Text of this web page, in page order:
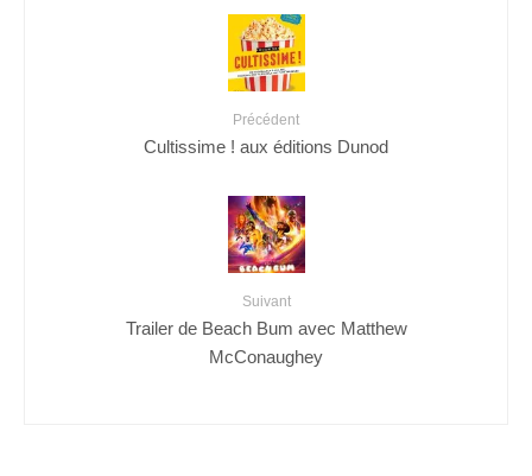
Précédent
Cultissime ! aux éditions Dunod
Suivant
Trailer de Beach Bum avec Matthew
McConaughey